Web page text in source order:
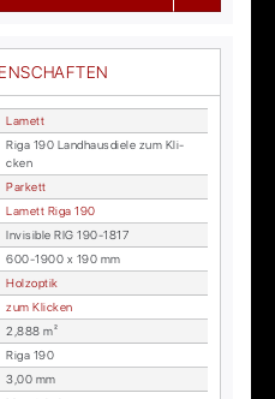
La­mett
Riga 190 Land­haus­die­le zum Kli­
cken
Par­kett
La­mett Riga 190
In­vi­si­ble RIG 190-1817
600-1900 x 190 mm
Holz­op­tik
zum Kli­cken
2,888 m²
Riga 190
3,00 mm